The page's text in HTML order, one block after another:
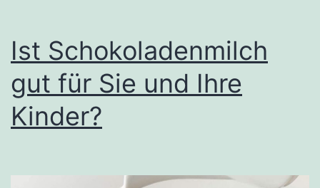
vermeiden
sollten
Ist Schokoladenmilch
gut für Sie und Ihre
Kinder?